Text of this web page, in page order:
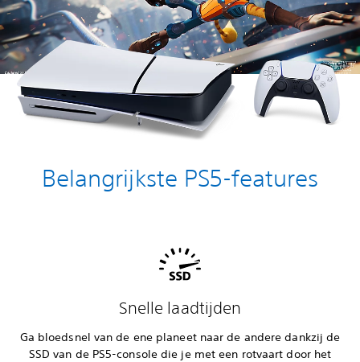
Belangrijkste PS5-features
Snelle laadtijden
Ga bloedsnel van de ene planeet naar de andere dankzij de
SSD van de PS5-console die je met een rotvaart door het